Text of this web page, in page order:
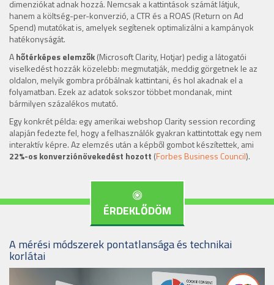
dimenziókat adnak hozzá. Nemcsak a kattintások számát látjuk,
hanem a költség-per-konverzió, a CTR és a ROAS (Return on Ad
Spend) mutatókat is, amelyek segítenek optimalizálni a kampányok
hatékonyságát.
Ahőtérképes elemzők(Microsoft Clarity, Hotjar) pedig a látogatói
viselkedést hozzák közelebb: megmutatják, meddig görgetnek le az
oldalon, melyik gombra próbálnak kattintani, és hol akadnak el a
folyamatban. Ezek az adatok sokszor többet mondanak, mint
bármilyen százalékos mutató.
Egy konkrét példa: egy amerikai webshop Clarity session recording
alapján fedezte fel, hogy a felhasználók gyakran kattintottak egy nem
interaktív képre. Az elemzés után a képből gombot készítettek, ami
22%-os konverziónövekedést hozott (Forbes Business Council).
ÉRDEKLŐDÖM
A mérési módszerek pontatlansága és technikai
korlátai